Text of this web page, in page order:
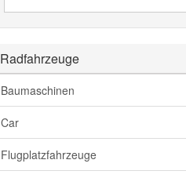
Durchsuchen
Radfahrzeuge
Baumaschinen
Car
Flugplatzfahrzeuge